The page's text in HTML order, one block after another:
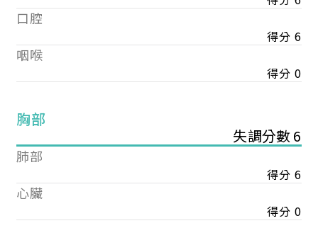
口腔
得分 6
咽喉
得分 0
胸部
失調分數 6
肺部
得分 6
心臟
得分 0